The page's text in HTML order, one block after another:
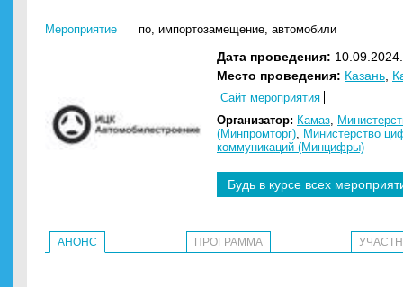
Мероприятие по, импортозамещение, автомобили
Дата проведения:
Место проведения: Казань
Сайт мероприятия
Организатор: Камаз,
(Минпромторг), Министерство
коммуникаций (Минцифры)
Будь в курсе всех
АНОНС ПРОГРАММА